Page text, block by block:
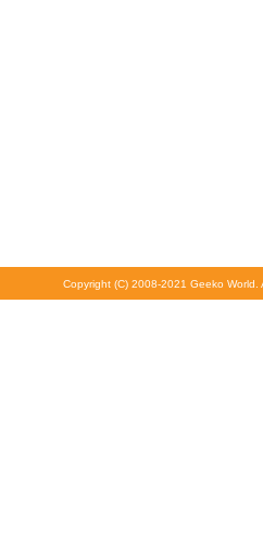
Copyright (C) 2008-2021 Geeko